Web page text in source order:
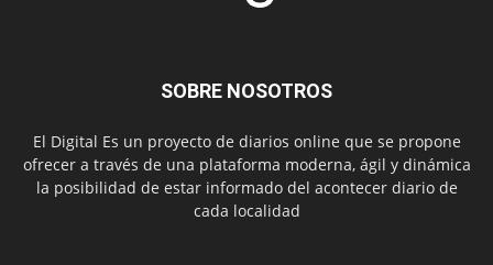
SOBRE NOSOTROS
El Digital Es un proyecto de diarios online que se propone
ofrecer a través de una plataforma moderna, ágil y dinámica
la posibilidad de estar informado del acontecer diario de
cada localidad